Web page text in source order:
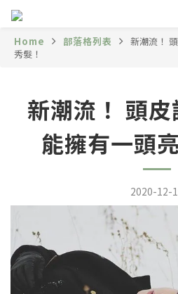
Home 部落格列表
新潮流！
秀髮！
新潮流！ 頭
能擁有一頭
2020-12-